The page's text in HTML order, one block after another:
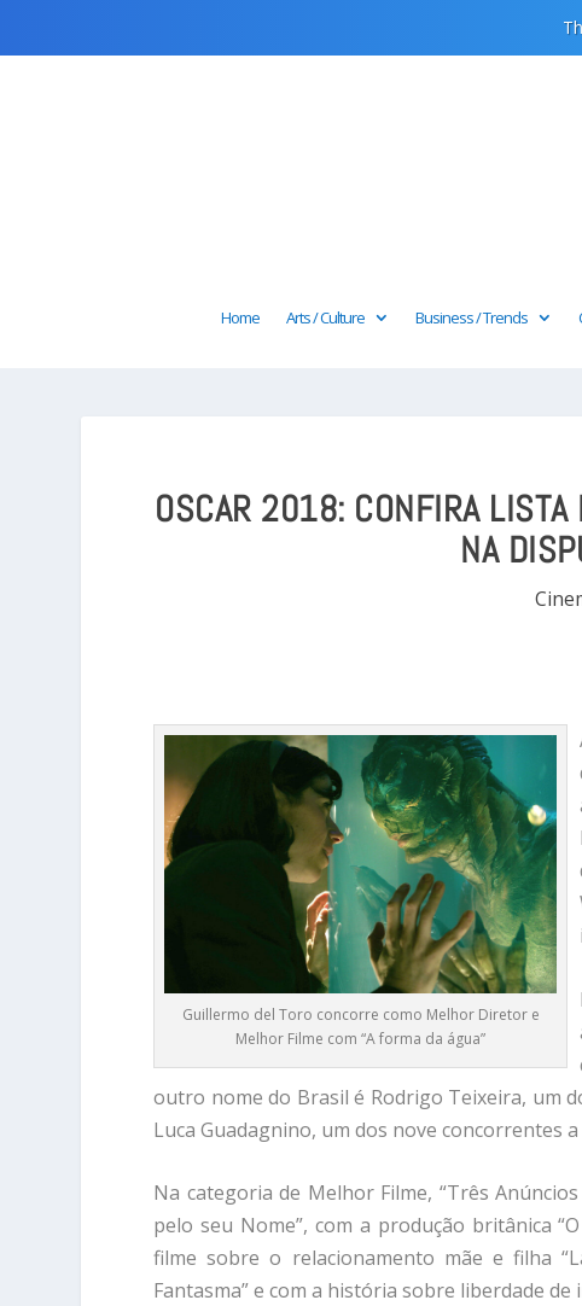
Home Arts / Culture Business / Trends
OSCAR 2018: CONFIRA LISTA
NA
Guillermo del Toro concorre como Melhor Diretor e
Melhor Filme com “A forma da água”
outro nome do Brasil é Rodrigo Teixeira, um
Luca Guadagnino, um dos nove concorrentes
Na categoria de Melhor Filme, “Três
pelo seu Nome”, com a produção britânica
filme sobre o relacionamento mãe e filha
Fantasma” e com a história sobre liberdade de